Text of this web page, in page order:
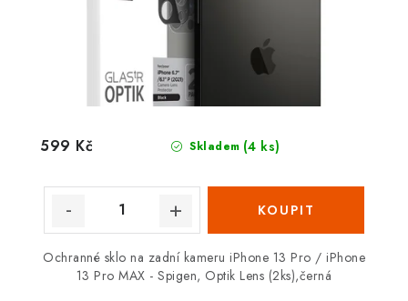
Skladem (4 ks)
599 Kč
Ochranné sklo na zadní kameru iPhone 13 Pro / iPhone
13 Pro MAX - Spigen, Optik Lens (2ks),černá